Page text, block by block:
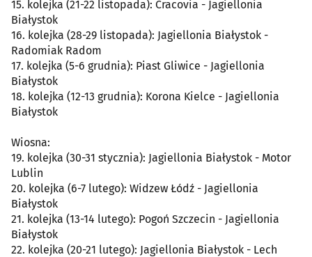
15. kolejka (21-22 listopada): Cracovia - Jagiellonia
Białystok
16. kolejka (28-29 listopada): Jagiellonia Białystok -
Radomiak Radom
17. kolejka (5-6 grudnia): Piast Gliwice - Jagiellonia
Białystok
18. kolejka (12-13 grudnia): Korona Kielce - Jagiellonia
Białystok
Wiosna:
19. kolejka (30-31 stycznia): Jagiellonia Białystok - Motor
Lublin
20. kolejka (6-7 lutego): Widzew Łódź - Jagiellonia
Białystok
21. kolejka (13-14 lutego): Pogoń Szczecin - Jagiellonia
Białystok
22. kolejka (20-21 lutego): Jagiellonia Białystok - Lech